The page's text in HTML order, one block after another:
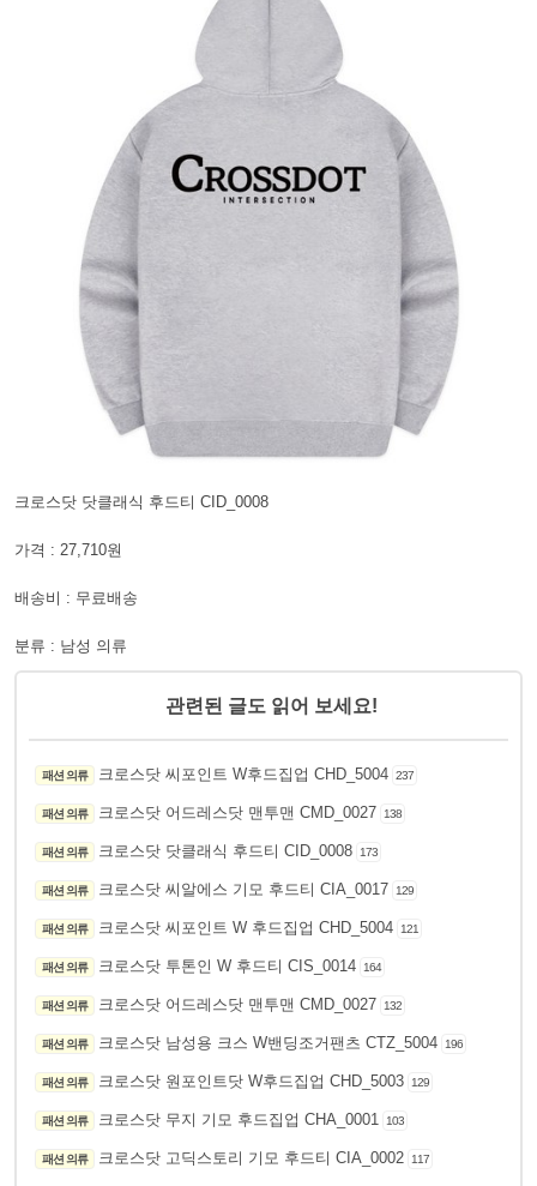
크로스닷 닷클래식 후드티 CID_0008
가격 : 27,710원
배송비 : 무료배송
분류 : 남성 의류
관련된 글도 읽어 보세요!
패션 의류 크로스닷 씨포인트 W후드집업 CHD_5004 237
패션 의류 크로스닷 어드레스닷 맨투맨 CMD_0027 138
패션 의류 크로스닷 닷클래식 후드티 CID_0008 173
패션 의류 크로스닷 씨알에스 기모 후드티 CIA_0017 129
패션 의류 크로스닷 씨포인트 W 후드집업 CHD_5004 121
패션 의류 크로스닷 투톤인 W 후드티 CIS_0014 164
패션 의류 크로스닷 어드레스닷 맨투맨 CMD_0027 132
패션 의류 크로스닷 남성용 크스 W밴딩조거팬츠 CTZ_5004 196
패션 의류 크로스닷 원포인트닷 W후드집업 CHD_5003 129
패션 의류 크로스닷 무지 기모 후드집업 CHA_0001 103
패션 의류 크로스닷 고딕스토리 기모 후드티 CIA_0002 117